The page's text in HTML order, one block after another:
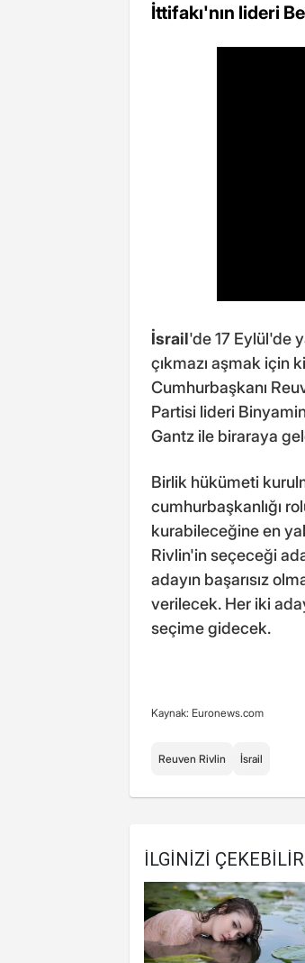
İttifakı'nın lideri
İsrail'de 17 Eylül'de
çıkmazı aşmak için
Cumhurbaşkanı
Partisi lideri
Gantz ile biraraya
Birlik hükümeti
cumhurbaşkanlığı
kurabileceğine en
Rivlin'in seçeceği
adayın başarısız
verilecek. Her iki
seçime gidecek.
Kaynak: Euronews.com
Reuven Rivlin İsrail